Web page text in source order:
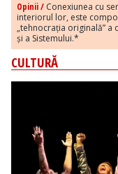
Opinii / Conexiunea cu
interiorul lor, este
„tehnocrația originală” a
și a Sistemului.*
CULTURĂ